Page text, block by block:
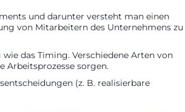
und darunter versteht man einen
von Mitarbeitern des Unternehmens zu
das Timing. Verschiedene Arten von
Arbeitsprozesse sorgen.
(z. B. realisierbare